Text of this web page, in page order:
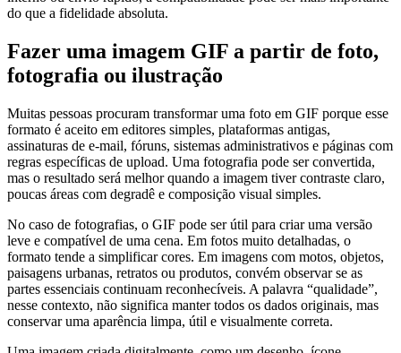
do que a fidelidade absoluta.
Fazer uma imagem GIF a partir de foto,
fotografia ou ilustração
Muitas pessoas procuram transformar uma foto em GIF porque esse
formato é aceito em editores simples, plataformas antigas,
assinaturas de e-mail, fóruns, sistemas administrativos e páginas com
regras específicas de upload. Uma fotografia pode ser convertida,
mas o resultado será melhor quando a imagem tiver contraste claro,
poucas áreas com degradê e composição visual simples.
No caso de fotografias, o GIF pode ser útil para criar uma versão
leve e compatível de uma cena. Em fotos muito detalhadas, o
formato tende a simplificar cores. Em imagens com motos, objetos,
paisagens urbanas, retratos ou produtos, convém observar se as
partes essenciais continuam reconhecíveis. A palavra “qualidade”,
nesse contexto, não significa manter todos os dados originais, mas
conservar uma aparência limpa, útil e visualmente correta.